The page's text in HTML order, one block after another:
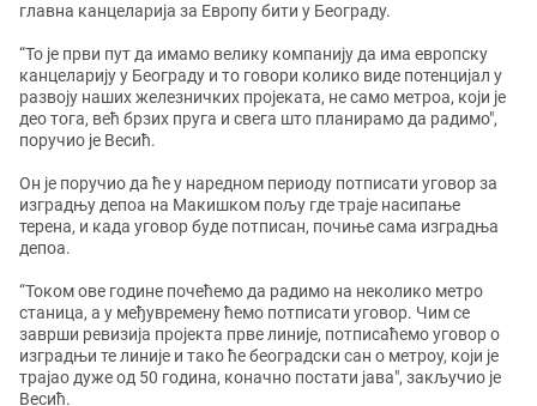
главна канцеларија за Европу бити у Београду.
“То је први пут да имамо велику компанију да има европску
канцеларију у Београду и то говори колико виде потенцијал у
развоју наших железничких пројеката, не само метроа, који је
део тога, већ брзих пруга и свега што планирамо да радимо",
поручио је Весић.
Он је поручио да ће у наредном периоду потписати уговор за
изградњу депоа на Макишком пољу где траје насипање
терена, и када уговор буде потписан, почиње сама изградња
депоа.
“Током ове године почећемо да радимо на неколико метро
станица, а у међувремену ћемо потписати уговор. Чим се
заврши ревизија пројекта прве линије, потписаћемо уговор о
изградњи те линије и тако ће београдски сан о метроу, који је
трајао дуже од 50 година, коначно постати јава", закључио је
Весић.